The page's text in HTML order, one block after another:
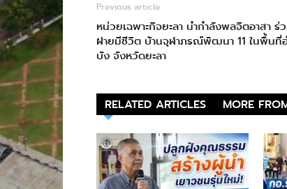
Previous article
หน่วยเฉพาะกิจยะลา นำกำลังพลจิตอาสา ร่
ฝายมีชีวิต บ้านจุฬาภรณ์พัฒนา 11 ในพื้นที่อ
บัง จังหวัดยะลา
RELATED ARTICLES MORE